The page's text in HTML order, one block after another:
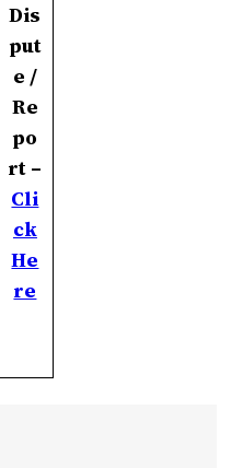
Dis
put
e /
Re
po
rt –
Cli
ck
He
re